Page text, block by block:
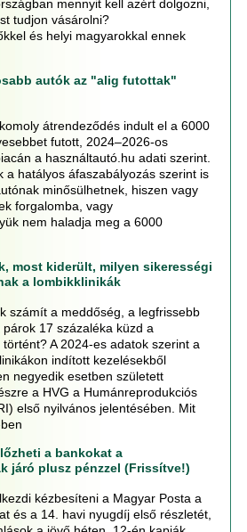
mennyit kell azért dolgozni,
tudjon vásárolni?
és helyi magyarokkal ennek
autók az "alig futottak"
átrendeződés indult el a 6000
futott, 2024–2026-os
a használtautó.hu adati szerint.
a hatályos áfaszabályozás szerint is
minősülhetnek, hiszen vagy
forgalomba, vagy
nem haladja meg a 6000
most kiderült, milyen sikerességi
a lombikklinikák
számít a meddőség, a legfrissebb
17 százaléka küzd a
A 2024-es adatok szerint a
indított kezelésekből
negyedik esetben született
a HVG a Humánreprodukciós
első nyilvános jelentésében. Mit
a bankokat a
járó plusz pénzzel (Frissítve!)
kézbesíteni a Magyar Posta a
és a 14. havi nyugdíj első részletét,